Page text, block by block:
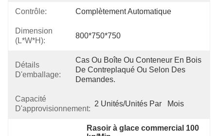
Contrôle: Complètement Automatique
Dimension
(L*W*H):
800*750*750
Détails
D'emballage:
Cas Ou Boîte Ou Conteneur En Bois
De Contreplaqué Ou Selon Des
Demandes.
Capacité
D'approvisionnement:
2 Unités/unités Par   Mois
Rasoir à glace commercial 100